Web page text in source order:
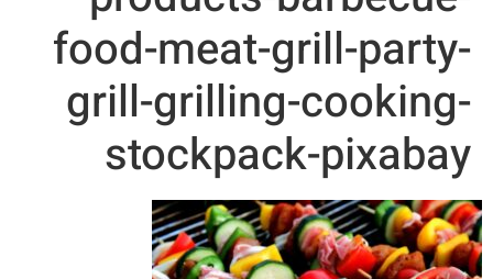
food-meat-grill-party-
grill-grilling-cooking-
stockpack-pixabay